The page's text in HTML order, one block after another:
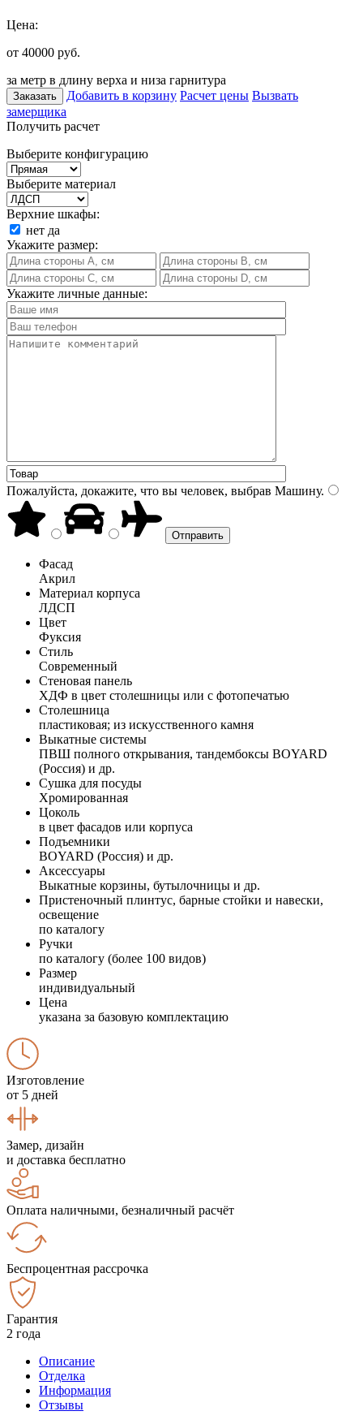
Цена:
от 40000 руб.
за метр в длину верха и низа гарнитура
Заказать Добавить в корзину Расчет цены Вызвать
замерщика
Получить расчет
Выберите конфигурацию
Выберите материал
Верхние шкафы:
нет да
Укажите размер:
Укажите личные данные:
Пожалуйста, докажите, что вы человек, выбрав Машину.
Фасад
Акрил
Материал корпуса
ЛДСП
Цвет
Фуксия
Стиль
Современный
Стеновая панель
ХДФ в цвет столешницы или с фотопечатью
Столешница
пластиковая; из искусственного камня
Выкатные системы
ПВШ полного открывания, тандембоксы BOYARD
(Россия) и др.
Сушка для посуды
Хромированная
Цоколь
в цвет фасадов или корпуса
Подъемники
BOYARD (Россия) и др.
Аксессуары
Выкатные корзины, бутылочницы и др.
Пристеночный плинтус, барные стойки и навески,
освещение
по каталогу
Ручки
по каталогу (более 100 видов)
Размер
индивидуальный
Цена
указана за базовую комплектацию
Изготовление
от 5 дней
Замер, дизайн
и доставка бесплатно
Оплата наличными, безналичный расчёт
Беспроцентная рассрочка
Гарантия
2 года
Описание
Отделка
Информация
Отзывы